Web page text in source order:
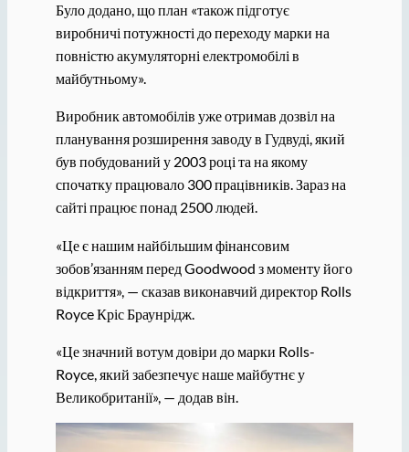
Було додано, що план «також підготує
виробничі потужності до переходу марки на
повністю акумуляторні електромобілі в
майбутньому».
Виробник автомобілів уже отримав дозвіл на
планування розширення заводу в Гудвуді, який
був побудований у 2003 році та на якому
спочатку працювало 300 працівників. Зараз на
сайті працює понад 2500 людей.
«Це є нашим найбільшим фінансовим
зобов’язанням перед Goodwood з моменту його
відкриття», — сказав виконавчий директор Rolls
Royce Кріс Браунрідж.
«Це значний вотум довіри до марки Rolls-
Royce, який забезпечує наше майбутнє у
Великобританії», — додав він.